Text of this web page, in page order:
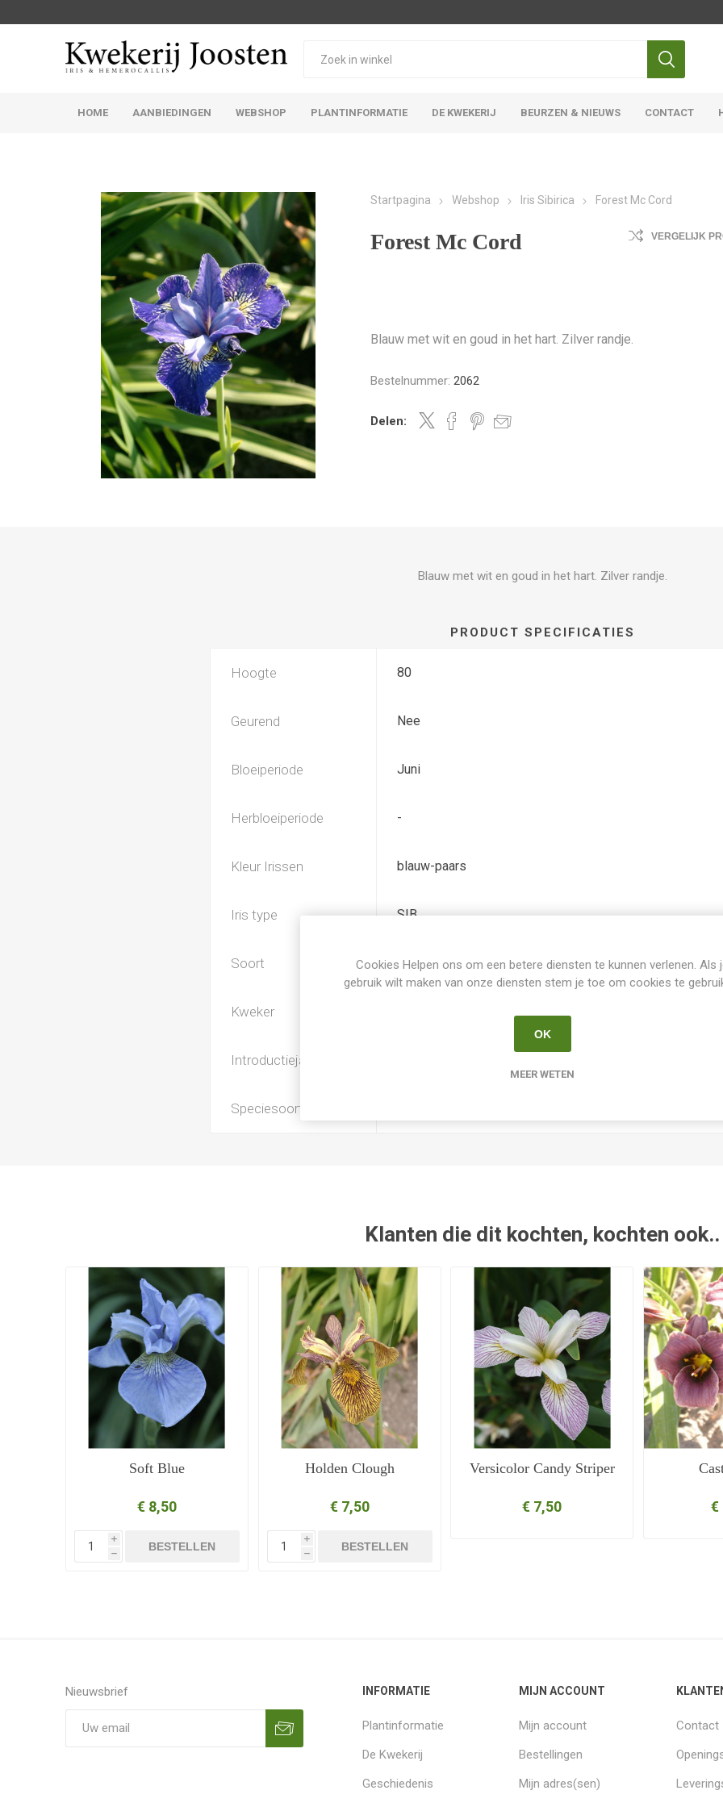
HOME AANBIEDINGEN WEBSHOP PLANTINFORMATIE DE KWEKERIJ BEURZEN & NIEUWS CONTACT
Startpagina Webshop Iris Sibirica Forest Mc Cord
Forest Mc Cord VERGELIJK
Blauw met wit en goud in het hart. Zilver randje.
Bestelnummer: 2062
Delen:
Blauw met wit en goud in het hart. Zilver randje.
PRODUCT SPECIFICATIES
Hoogte 80
Geurend Nee
Bloeiperiode Juni
Herbloeiperiode -
Kleur Irissen blauw-paars
Iris type SIB
Soort Iris Siberica
Kweker
Introductiejaar
Speciesoort
Klanten die dit kochten, kochten ook..
Soft Blue
€ 8,50
i
h
BESTELLEN
Holden Clough
€ 7,50
i
h
BESTELLEN
Versicolor Candy Striper
€ 7,50 €
Nieuwsbrief INFORMATIE
Plantinformatie
De Kwekerij
Geschiedenis
MIJN ACCOUNT
Mijn account
Bestellingen
Mijn adres(sen)
Contact
Cookies Helpen ons om een betere diensten te kunnen verlenen. Als
gebruik wilt maken van onze diensten stem je toe om cookies te
OK
MEER WETEN